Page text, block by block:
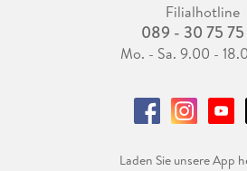
Filialhotline
089 - 30 75 75
Mo. - Sa. 9.00 -
Laden Sie unsere App